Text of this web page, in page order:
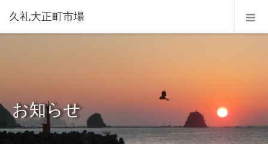
久礼大正町市場
お知らせ